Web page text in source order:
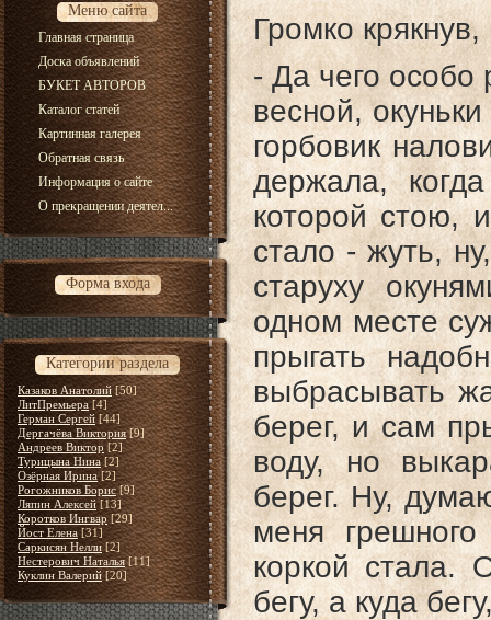
Меню сайта
Главная страница
Доска объявлений
БУКЕТ АВТОРОВ
Каталог статей
Картинная галерея
Обратная связь
Информация о сайте
О прекращении деятел...
Форма входа
Категории раздела
Казаков Анатолий [50]
ЛитПремьера [4]
Герман Сергей [44]
Дергачёва Виктория [9]
Андреев Виктор [2]
Турицына Нина [2]
Озёрная Ирина [2]
Рогожников Борис [9]
Ляпин Алексей [13]
Коротков Ингвар [29]
Йост Елена [31]
Саркисян Нелли [2]
Нестерович Наталья [11]
Куклин Валерий [20]
Громко
- Да чего особо
весной,
горбовик
держала,
которой стою,
стало - жуть,
старуху
одном месте
прыгать
выбрасывать
берег, и сам
воду, но
берег. Ну,
меня
коркой стала.
бегу, а куда